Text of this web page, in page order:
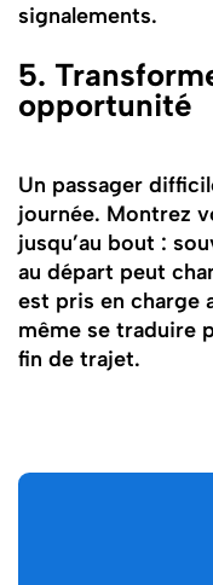
signalements.
5.
opportunité
Un passager
journée. Montrez
jusqu’au bout :
au départ peut
est pris en charge
même se traduire
fin de trajet.